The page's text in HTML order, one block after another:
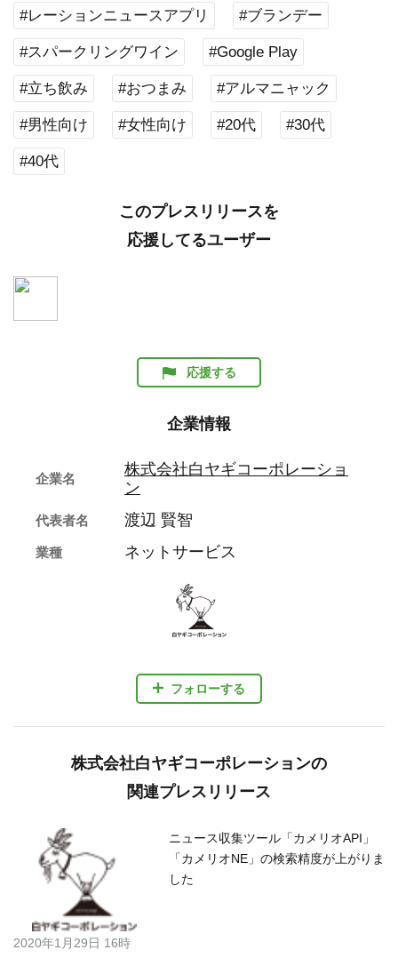
#レーションニュースアプリ #ブランデー
#スパークリングワイン #Google Play
#立ち飲み #おつまみ #アルマニャック
#男性向け #女性向け #20代 #30代
#40代
このプレスリリースを
応援してるユーザー
応援する
企業情報
フォローする
企業名
株式会社白ヤギコーポレーショ
ン
代表者名 渡辺 賢智
業種 ネットサービス
株式会社白ヤギコーポレーションの
関連プレスリリース
ニュース収集ツール「カメリオAPI」
「カメリオNE」の検索精度が上がりま
した
2020年1月29日 16時